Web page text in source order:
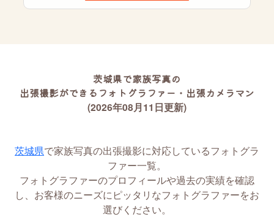
茨城県で家族写真の
出張撮影ができるフォトグラファー・出張カメラマン
(2026年08月11日更新)
茨城県で家族写真の出張撮影に対応しているフォトグラ
ファー一覧。
フォトグラファーのプロフィールや過去の実績を確認
し、お客様のニーズにピッタリなフォトグラファーをお
選びください。